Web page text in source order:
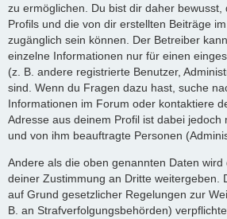
zu ermöglichen. Du bist dir daher bewusst,
Profils und die von dir erstellten Beiträge
zugänglich sein können. Der Betreiber
einzelne Informationen nur für einen
(z. B. andere registrierte Benutzer,
sind. Wenn du Fragen dazu hast, suche
Informationen im Forum oder kontaktiere
Adresse aus deinem Profil ist dabei jedoch
und von ihm beauftragte Personen
Andere als die oben genannten Daten
deiner Zustimmung an Dritte weitergeben.
auf Grund gesetzlicher Regelungen zur
B. an Strafverfolgungsbehörden)